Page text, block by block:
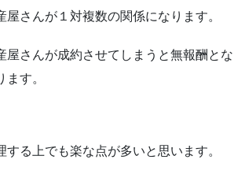
さんが１対複数の関係になります。
さんが成約させてしまうと無報酬とな
す。
る上でも楽な点が多いと思います。